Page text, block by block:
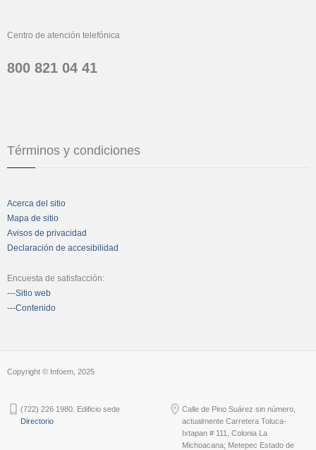
Centro de atención telefónica
800 821 04 41
Términos y condiciones
Acerca del sitio
Mapa de sitio
Avisos de privacidad
Declaración de accesibilidad
Encuesta de satisfacción:
---Sitio web
---Contenido
Copyright © Infoem, 2025
(722) 226 1980. Edificio sede
Directorio
Calle de Pino Suárez sin número,
actualmente Carretera Toluca-
Ixtapan # 111, Colonia La
Michoacana; Metepec Estado de